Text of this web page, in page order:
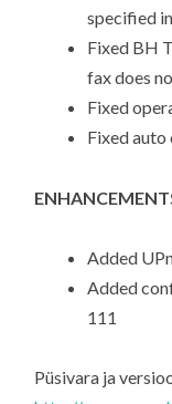
specified
Fixed BH
fax does
Fixed
Fixed auto
Added
Added
111
Püsivara ja